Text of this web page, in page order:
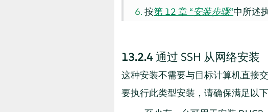
按第 12 章 “安装步骤”中所述
13.2.4通过 SSH 从网络安装
这种安装不需要与目标计算机直接
要执行此类型安装，请确保满足以下